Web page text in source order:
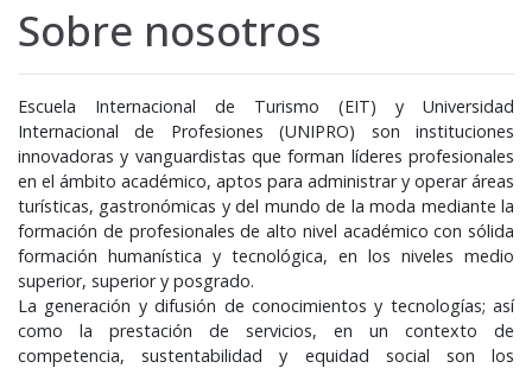
Sobre nosotros
Escuela Internacional de Turismo (EIT) y Universidad
Internacional de Profesiones (UNIPRO) son instituciones
innovadoras y vanguardistas que forman líderes profesionales
en el ámbito académico, aptos para administrar y operar áreas
turísticas, gastronómicas y del mundo de la moda mediante la
formación de profesionales de alto nivel académico con sólida
formación humanística y tecnológica, en los niveles medio
superior, superior y posgrado.
La generación y difusión de conocimientos y tecnologías; así
como la prestación de servicios, en un contexto de
competencia, sustentabilidad y equidad social son los